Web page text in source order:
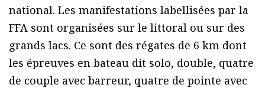
national. Les manifestations labellisées par la
FFA sont organisées sur le littoral ou sur des
grands lacs. Ce sont des régates de 6 km dont
les épreuves en bateau dit solo, double, quatre
de couple avec barreur, quatre de pointe avec